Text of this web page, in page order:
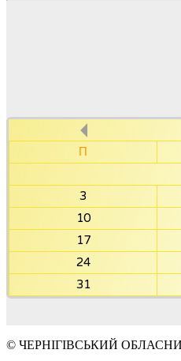
П
3
10
17
24
31
© ЧЕРНІГІВСЬКИЙ